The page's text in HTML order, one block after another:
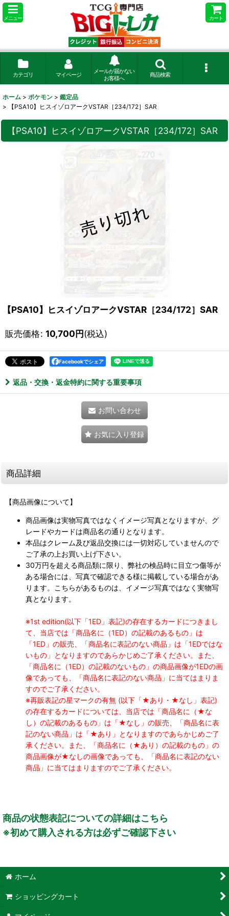
メニュー カート
カテゴリ マイページ
メールが届かない
お客様へ
商品検索
ホーム > ポケモン > 鑑定品
>
【PSA10】ヒスイゾロアークVSTAR［234/172］SAR
【PSA10】ヒスイゾロアークVSTAR［234/172］SAR
【PSA10】ヒスイゾロアークVSTAR［234/172］SAR
販売価格: 10,700円(税込)
Facebookでシェア
返品・交換・返金特約に関する重要事項
お問い合わせ
お気に入り登録
商品詳細
【商品画像について】
商品画像は実物写真ではなくイメージ写真となりますが、グ
レードやカードは商品名の通りとなります。
本品はクレーム及び返品交換には一切対応していませんので
ご了承の上お買い上げ下さい。
30万円を超える商品類に限り、弊社の検品時に目立つ傷等が
ある場合には、写真で確認できる様に掲載している場合があ
ります。こちらがあるものは、イメージ写真ではなく実物写
真となります。
※1st edition(以下「1ED」表記)の存在するカードにつきまし
て、当店では「商品名に（1ED）の記載のあるもの」は
「1ED」の販売、「商品名に表記のない商品」は「1EDではな
いもの」となりますのであらかじめご了承ください。また、
「商品名に（1ED）の記載のないもの」の商品画像が1EDの画
像であっても、「商品名に表記のない商品」に当てはまりま
すのでご了承ください。
※再販表記の星マークの有無 (以下「★あり・★なし」表記)
の存在するカードについては、当店では「商品名に（★な
し）の記載のあるもの」は「★なし」の販売、「商品名に表
記のない商品」は「★あり」となりますのであらかじめご了
承ください。また、「商品名に（★あり）の記載のもの」の
商品画像が★なしの画像であっても、「商品名に表記のない
商品」に当てはまりますのでご了承ください。
商品の状態表記についての詳細はこちら
※初めて購入される方は必ずご確認下さい
ホーム
ショッピングカート